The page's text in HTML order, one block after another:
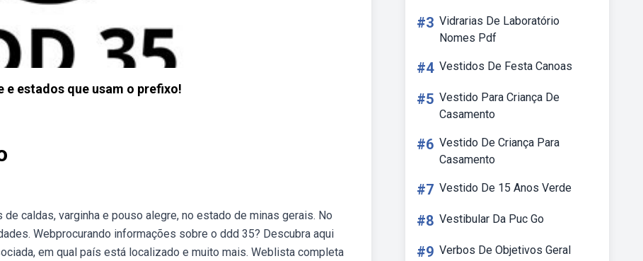
e estados que usam o prefixo!
caldas, varginha e pouso alegre, no estado de minas gerais. No
Webprocurando informações sobre o ddd 35? Descubra aqui
em qual país está localizado e muito mais. Weblista completa
#3 Vidrarias De Laboratório
Nomes Pdf
#4 Vestidos De Festa Canoas
#5 Vestido Para Criança De
Casamento
#6 Vestido De Criança Para
Casamento
#7 Vestido De 15 Anos Verde
#8 Vestibular Da Puc Go
#9 Verbos De Objetivos Geral